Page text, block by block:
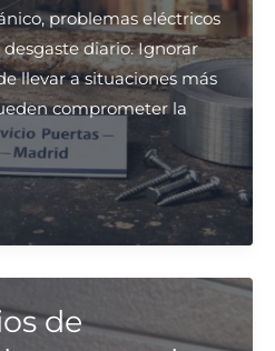
problemas eléctricos
diario. Ignorar
llevar a situaciones más
comprometer la
de